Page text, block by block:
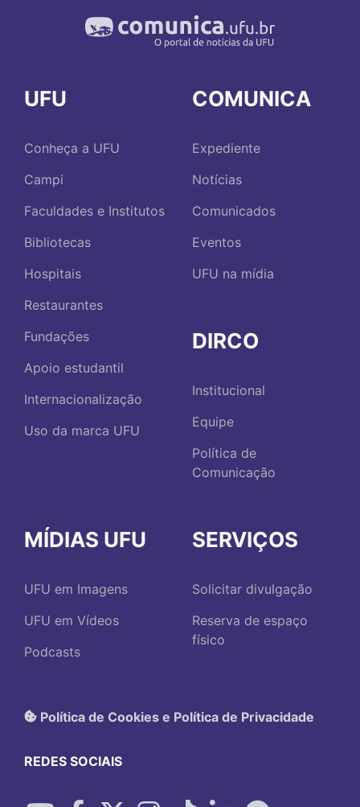
UFU
Conheça a UFU
Campi
Faculdades e Institutos
Bibliotecas
Hospitais
Restaurantes
Fundações
Apoio estudantil
Internacionalização
Uso da marca UFU
COMUNICA
Expediente
Notícias
Comunicados
Eventos
UFU na mídia
DIRCO
Institucional
Equipe
Política de
Comunicação
MÍDIAS UFU
UFU em Imagens
UFU em Vídeos
Podcasts
SERVIÇOS
Solicitar divulgação
Reserva de espaço
físico
Política de Cookies e Política de Privacidade
REDES SOCIAIS